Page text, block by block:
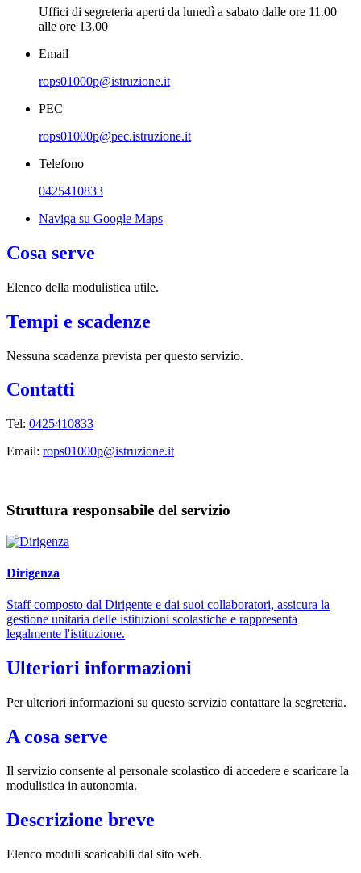
Uffici di segreteria aperti da lunedì a sabato dalle ore 11.00
alle ore 13.00
Email
rops01000p@istruzione.it
PEC
rops01000p@pec.istruzione.it
Telefono
0425410833
Naviga su Google Maps
Cosa serve
Elenco della modulistica utile.
Tempi e scadenze
Nessuna scadenza prevista per questo servizio.
Contatti
Tel: 0425410833
Email: rops01000p@istruzione.it
Struttura responsabile del servizio
Dirigenza
Staff composto dal Dirigente e dai suoi collaboratori, assicura la
gestione unitaria delle istituzioni scolastiche e rappresenta
legalmente l'istituzione.
Ulteriori informazioni
Per ulteriori informazioni su questo servizio contattare la segreteria.
A cosa serve
Il servizio consente al personale scolastico di accedere e scaricare la
modulistica in autonomia.
Descrizione breve
Elenco moduli scaricabili dal sito web.